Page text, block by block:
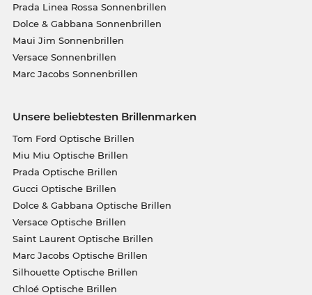
Prada Linea Rossa Sonnenbrillen
Dolce & Gabbana Sonnenbrillen
Maui Jim Sonnenbrillen
Versace Sonnenbrillen
Marc Jacobs Sonnenbrillen
Unsere beliebtesten Brillenmarken
Tom Ford Optische Brillen
Miu Miu Optische Brillen
Prada Optische Brillen
Gucci Optische Brillen
Dolce & Gabbana Optische Brillen
Versace Optische Brillen
Saint Laurent Optische Brillen
Marc Jacobs Optische Brillen
Silhouette Optische Brillen
Chloé Optische Brillen